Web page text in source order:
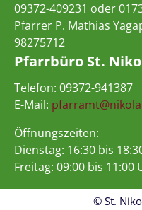
09372-409231 oder
Pfarrer P. Mathias
98275712
Pfarrbüro St.
Telefon: 09372-941387
E-Mail:
Öffnungszeiten:
Dienstag: 16:30 bis
Freitag: 09:00 bis 11:00
© St.